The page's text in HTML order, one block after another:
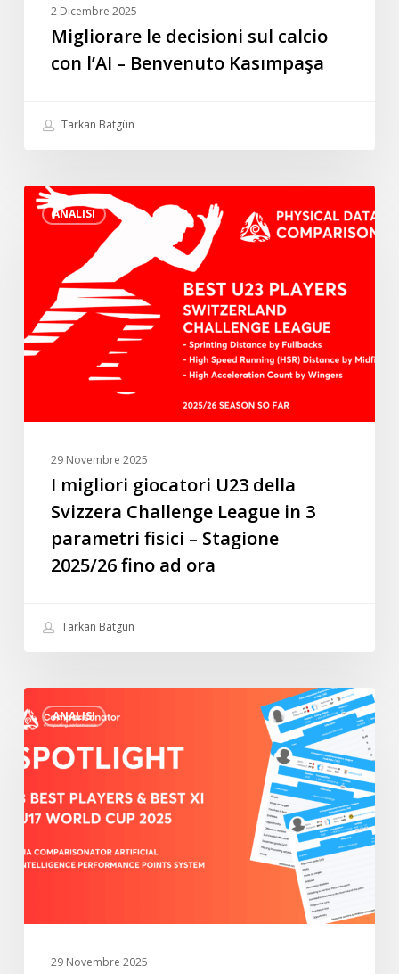
2 Dicembre 2025
Migliorare le decisioni sul calcio
con l’AI – Benvenuto Kasımpaşa
Tarkan Batgün
ANALISI
migliori
Svizzera
Challenge
League
2025/26
29 Novembre 2025
I migliori giocatori U23 della
Svizzera Challenge League in 3
parametri fisici – Stagione
2025/26 fino ad ora
Tarkan Batgün
ANALISI
3
migliori
giocatori
e
il
XI
29 Novembre 2025